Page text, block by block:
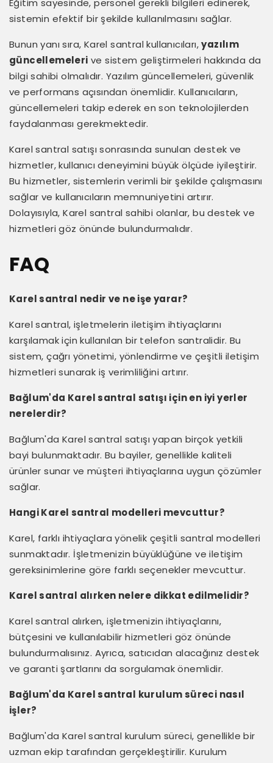
sistemin efektif bir şekilde kullanılmasını sağlar.
Bunun yanı sıra, Karel santral kullanıcıları,yazılım
güncellemeleri ve sistem geliştirmeleri hakkında da
bilgi sahibi olmalıdır. Yazılım güncellemeleri, güvenlik
ve performans açısından önemlidir. Kullanıcıların,
güncellemeleri takip ederek en son teknolojilerden
faydalanması gerekmektedir.
Karel santral satışı sonrasında sunulan destek ve
hizmetler, kullanıcı deneyimini büyük ölçüde iyileştirir.
Bu hizmetler, sistemlerin verimli bir şekilde çalışmasını
sağlar ve kullanıcıların memnuniyetini artırır.
Dolayısıyla, Karel santral sahibi olanlar, bu destek ve
hizmetleri göz önünde bulundurmalıdır.
FAQ
Karel santral nedir ve ne işe yarar?
Karel santral, işletmelerin iletişim ihtiyaçlarını
karşılamak için kullanılan bir telefon santralidir. Bu
sistem, çağrı yönetimi, yönlendirme ve çeşitli iletişim
hizmetleri sunarak iş verimliliğini artırır.
Bağlum'da Karel santral satışı için en iyi yerler
nerelerdir?
Bağlum'da Karel santral satışı yapan birçok yetkili
bayi bulunmaktadır. Bu bayiler, genellikle kaliteli
ürünler sunar ve müşteri ihtiyaçlarına uygun çözümler
sağlar.
Hangi Karel santral modelleri mevcuttur?
Karel, farklı ihtiyaçlara yönelik çeşitli santral modelleri
sunmaktadır. İşletmenizin büyüklüğüne ve iletişim
gereksinimlerine göre farklı seçenekler mevcuttur.
Karel santral alırken nelere dikkat edilmelidir?
Karel santral alırken, işletmenizin ihtiyaçlarını,
bütçesini ve kullanılabilir hizmetleri göz önünde
bulundurmalısınız. Ayrıca, satıcıdan alacağınız destek
ve garanti şartlarını da sorgulamak önemlidir.
Bağlum'da Karel santral kurulum süreci nasıl
işler?
Bağlum'da Karel santral kurulum süreci, genellikle bir
uzman ekip tarafından gerçekleştirilir. Kurulum